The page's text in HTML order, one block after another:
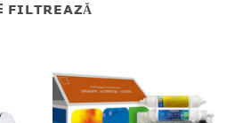
FILTREAZĂ